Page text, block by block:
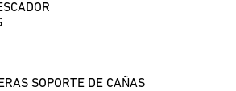
SOPORTE DE CAÑAS